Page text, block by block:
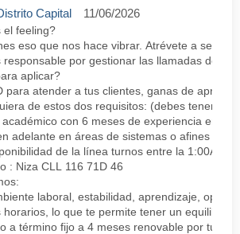
Capital 11/06/2026
el feeling?
eso que nos hace vibrar. Atrévete a ser
responsable por gestionar las llamadas de
aplicar?
para atender a tus clientes, ganas de
de estos dos requisitos: (debes tener
con 6 meses de experiencia en
adelante en áreas de sistemas o afines
de la línea turnos entre la 1:00AM
: Niza CLL 116 71D 46
laboral, estabilidad, aprendizaje,
horarios, lo que te permite tener un equilibrio
a término fijo a 4 meses renovable por tu